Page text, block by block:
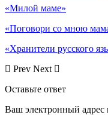
«Милой маме»
«Поговори со мною
«Хранители русского
Prev Next
Оставьте ответ
Ваш электронный адрес